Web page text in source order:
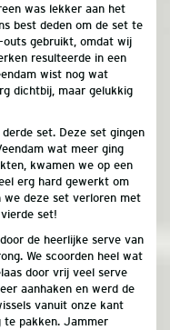
was lekker aan het
best deden om de set te
outs gebruikt, omdat wij
resulteerde in een
wist nog wat
dichtbij, maar gelukkig
set. Deze set gingen
wat meer ging
kwamen we op een
erg hard gewerkt om
we deze set verloren met
set!
de heerlijke serve van
We scoorden heel wat
door vrij veel serve
aanhaken en werd de
vanuit onze kant
te pakken. Jammer